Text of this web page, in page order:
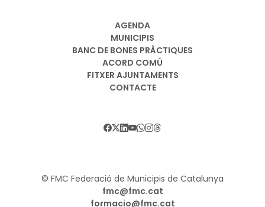
AGENDA
MUNICIPIS
BANC DE BONES PRÀCTIQUES
ACORD COMÚ
FITXER AJUNTAMENTS
CONTACTE
© FMC Federació de Municipis de Catalunya
fmc@fmc.cat
formacio@fmc.cat